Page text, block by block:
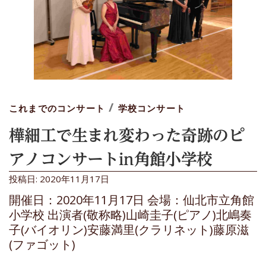
これまでのコンサート / 学校コンサート
樺細工で生まれ変わった奇跡のピ
アノコンサートin角館小学校
投稿日: 2020年11月17日
開催日：2020年11月17日 会場：仙北市立角館
小学校 出演者(敬称略)山崎圭子(ピアノ)北嶋奏
子(バイオリン)安藤満里(クラリネット)藤原滋
(ファゴット)